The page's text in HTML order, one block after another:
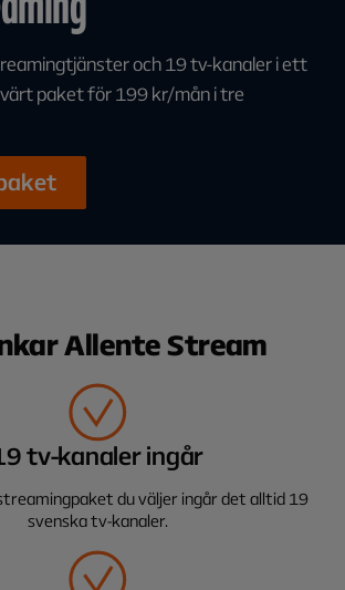
och 19 tv-kanaler i ett
paket för 199 kr/mån i tre
Allente Stream
tv-kanaler ingår
du väljer ingår det alltid 19
svenska tv-kanaler.